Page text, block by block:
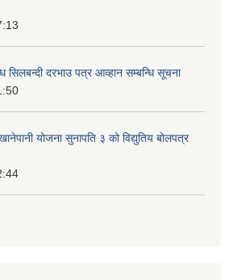
सिलबन्दी दरभाउ पत्र आव्हान सम्बन्धि सूचना
योजना सुनापति ३ को विद्युतिय बोलपत्र